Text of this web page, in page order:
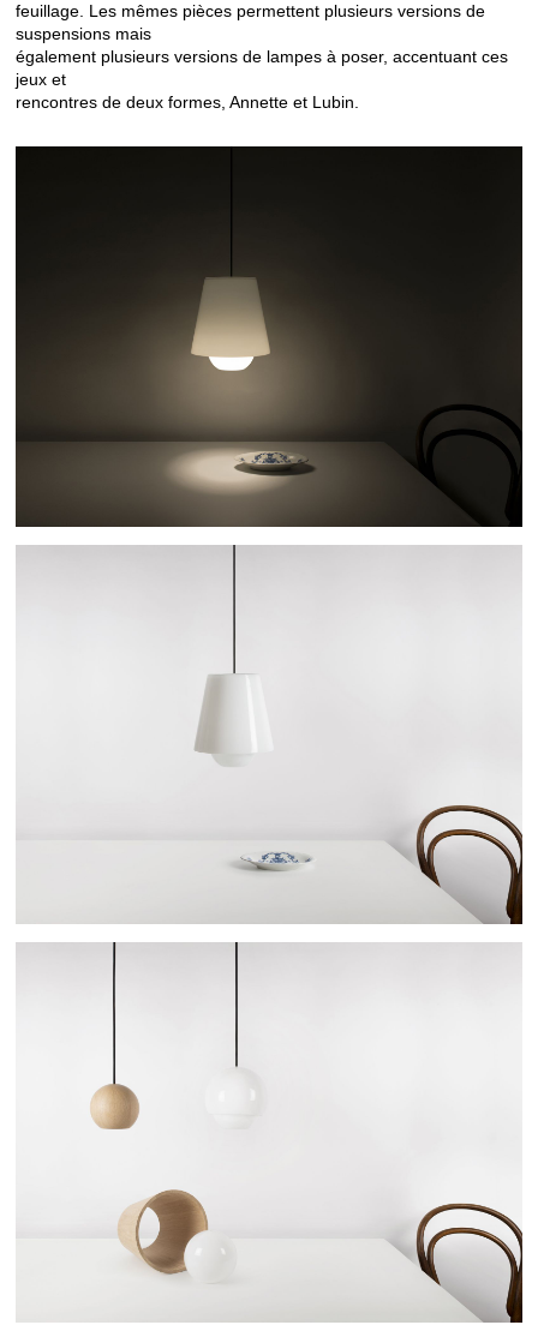
feuillage. Les mêmes pièces permettent plusieurs versions de
suspensions mais
également plusieurs versions de lampes à poser, accentuant ces
jeux et
rencontres de deux formes, Annette et Lubin.